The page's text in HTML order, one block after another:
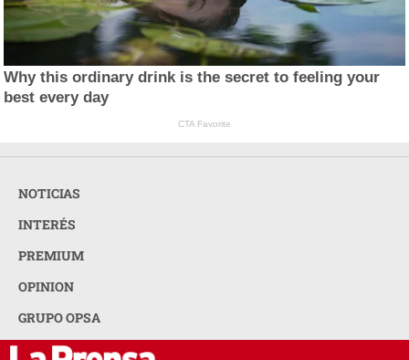
Why this ordinary drink is the secret to feeling your
best every day
CTA Favorite
NOTICIAS
INTERÉS
PREMIUM
OPINION
GRUPO OPSA